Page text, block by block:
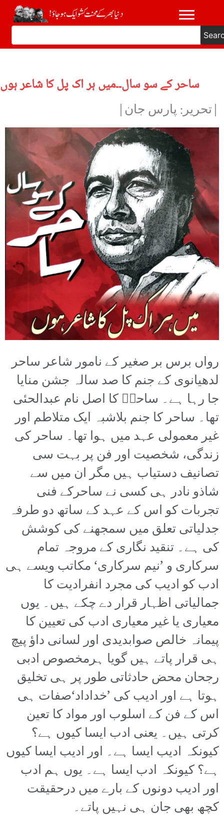
ساحر کے سو سال۔۔میں ہر اک پل کا شاعر ہوں
|تحریر: پارس جان|
رواں برس بر صغیر کے نامور شاعر ساحر
لدھیانوی کے جنم کا صد سالہ جشن منایا
جا رہا ہے۔ ساحرؔ کا اصل نام عبدالحئی
تھا۔ ساحر کا جنم بلاشبہ ایک متلاطم اور
غیر معمولی عہد میں ہوا تھا۔ ساحر کی
زندگی، شخصیت اور فن پر بہت سی
تصانیف دستیاب ہیں مگر ان میں سے
شاذو نادر ہی کسی نے ساحرکے فنی
تجربات کو اس کے عہد کے ساتھ دو طرفہ
جدلیاتی تعلق میں سمجھنے کی کوشش
کی ہے۔ تنقید نگاری کے مروجہ تمام
سرکاری و ’نیم سرکاری‘ مکاتب ویسے ہی
ادب کو ادیب کی مجرد انفرادیت کا
جمالیاتی اظہار قرار دے چکے ہیں۔ یوں
معیاری یا غیر معیاری ادب کی تعیین کا
پیمانہ خالص صوابدیدی اور لسانی داؤ پیچ
ہی قرار پاتے ہیں گویا ہرمخصوص ادبی
رجحان محض حادثاتی طور پر ہی تخلیق
ہوتا ہے اور ادیب کی ’خداداد‘صفات ہی
اس کے فن کے اسلوب اور مواد کا تعین
کرتی ہیں۔ یعنی ادب ایسا کیوں ہے؟
کیونکہ ادیب ایسا ہے۔ اور ادیب ایسا کیوں
ہے؟ کیونکہ ادب ایسا ہے۔ یوں ہم ادب
اور ادیب دونوں کے بارے میں درحقیقت
کچھ بھی جان ہی نہیں پاتے۔